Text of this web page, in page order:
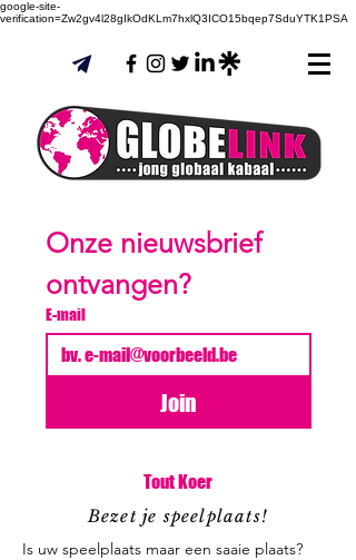
google-site-
verification=Zw2gv4l28gIkOdKLm7hxlQ3ICO15bqep7SduYTK1PSA
Onze nieuwsbrief
ontvangen?
E-mail
Join
Tout Koer
Bezet je speelplaats!
Is uw speelplaats maar een saaie plaats?